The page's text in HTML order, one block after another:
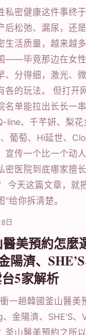
私密健康这件事终
后松弛、漏尿，还
生活质量，越来越
——毕竟那边在女
、分得细，激光、
各的玩法。 但打开
名单能拉出长长一
line、千芊妍、梨花
、葡萄、Hi延世、
宣传一个比一个动
密医院到底哪家擅
今天这篇文章，就
"给你拆清楚。
日
美預約怎麼
陽濟、
5家解析
一趟韓國釜山醫美
金陽濟、SHE'S、
釜山醫美預約之所